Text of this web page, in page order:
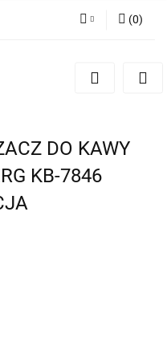
Zarejestruj się
(0)
DO KAWY
KB-7846